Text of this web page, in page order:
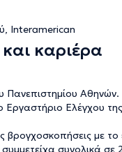
Interamerican
καριέρα
Πανεπιστημίου Αθηνών.
Εργαστήριο Ελέγχου
βρογχοσκοπήσεις με
συνολικά σε